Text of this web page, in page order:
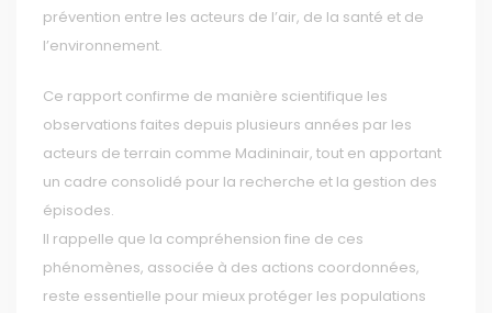
prévention entre les acteurs de l’air, de la santé et de
l’environnement.
Ce rapport confirme de manière scientifique les
observations faites depuis plusieurs années par les
acteurs de terrain comme Madininair, tout en apportant
un cadre consolidé pour la recherche et la gestion des
épisodes.
Il rappelle que la compréhension fine de ces
phénomènes, associée à des actions coordonnées,
reste essentielle pour mieux protéger les populations